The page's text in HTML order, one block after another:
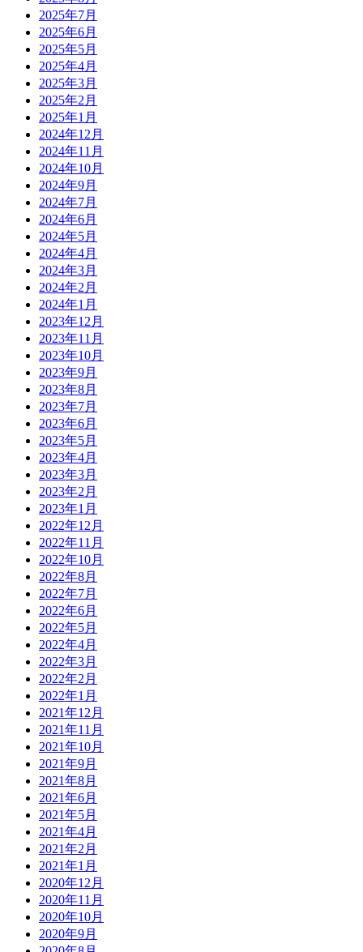
2025年7月
2025年6月
2025年5月
2025年4月
2025年3月
2025年2月
2025年1月
2024年12月
2024年11月
2024年10月
2024年9月
2024年7月
2024年6月
2024年5月
2024年4月
2024年3月
2024年2月
2024年1月
2023年12月
2023年11月
2023年10月
2023年9月
2023年8月
2023年7月
2023年6月
2023年5月
2023年4月
2023年3月
2023年2月
2023年1月
2022年12月
2022年11月
2022年10月
2022年8月
2022年7月
2022年6月
2022年5月
2022年4月
2022年3月
2022年2月
2022年1月
2021年12月
2021年11月
2021年10月
2021年9月
2021年8月
2021年6月
2021年5月
2021年4月
2021年2月
2021年1月
2020年12月
2020年11月
2020年10月
2020年9月